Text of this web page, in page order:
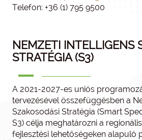
Telefon: +36 (1) 795 9500
NEMZETI INTELLIGENS
STRATÉGIA (S3)
A 2021-2027-es uniós
tervezésével összefüggésben a
Szakosodási Stratégia (Smart
S3) célja meghatározni a
fejlesztési lehetőségeken alapuló